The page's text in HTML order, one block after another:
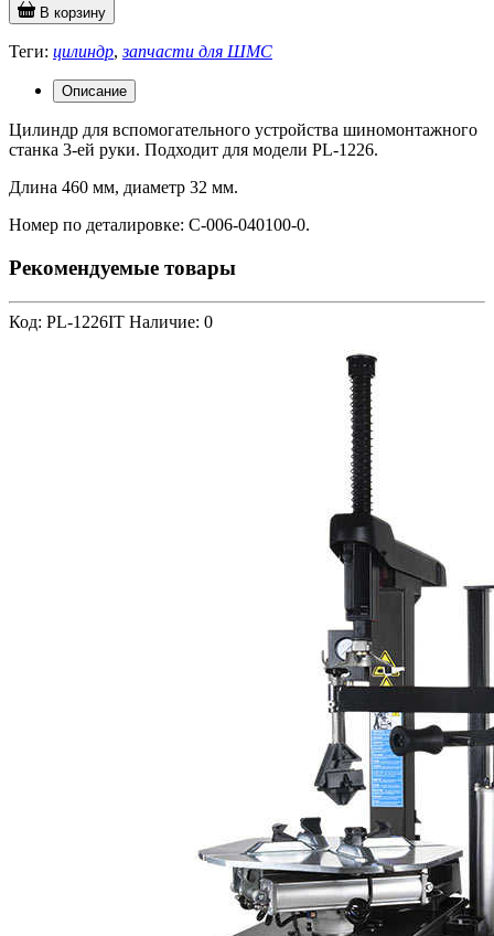
В корзину
Теги: цилиндр,запчасти для ШМС
Описание
Цилиндр для вспомогательного устройства шиномонтажного
станка 3-ей руки. Подходит для модели PL-1226.
Длина 460 мм, диаметр 32 мм.
Номер по деталировке: C-006-040100-0.
Рекомендуемые товары
Код: PL-1226IT Наличие: 0